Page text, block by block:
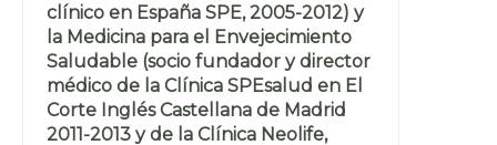
clínico en España SPE, 2005-2012) y
la Medicina para el Envejecimiento
Saludable (socio fundador y director
médico de la Clínica SPEsalud en El
Corte Inglés Castellana de Madrid
2011-2013 y de la Clínica Neolife,